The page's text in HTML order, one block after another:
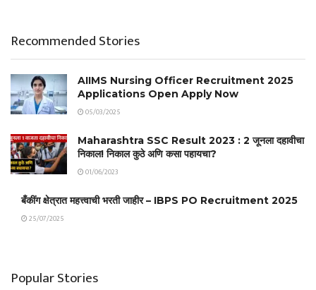
Recommended Stories
AIIMS Nursing Officer Recruitment 2025
Applications Open Apply Now
05/03/2025
Maharashtra SSC Result 2023 : 2 जूनला दहावीचा
निकाल! निकाल कुठे अणि कसा पहायचा?
01/06/2023
बँकींग क्षेत्रात महत्त्वाची भरती जाहीर – IBPS PO Recruitment 2025
25/07/2025
Popular Stories